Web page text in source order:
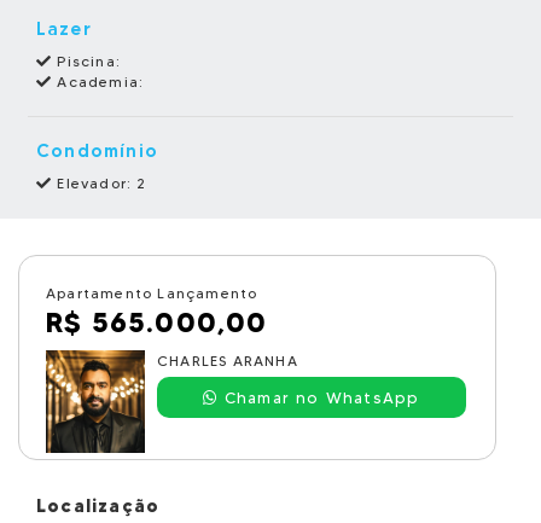
Lazer
Piscina:
Academia:
Condomínio
Elevador: 2
Apartamento Lançamento
R$ 565.000,00
CHARLES ARANHA
Chamar no WhatsApp
Localização